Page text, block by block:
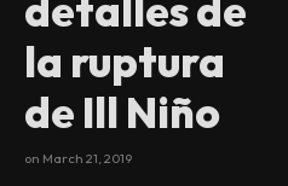
detalles de
la ruptura
de Ill Niño
on March 21, 2019